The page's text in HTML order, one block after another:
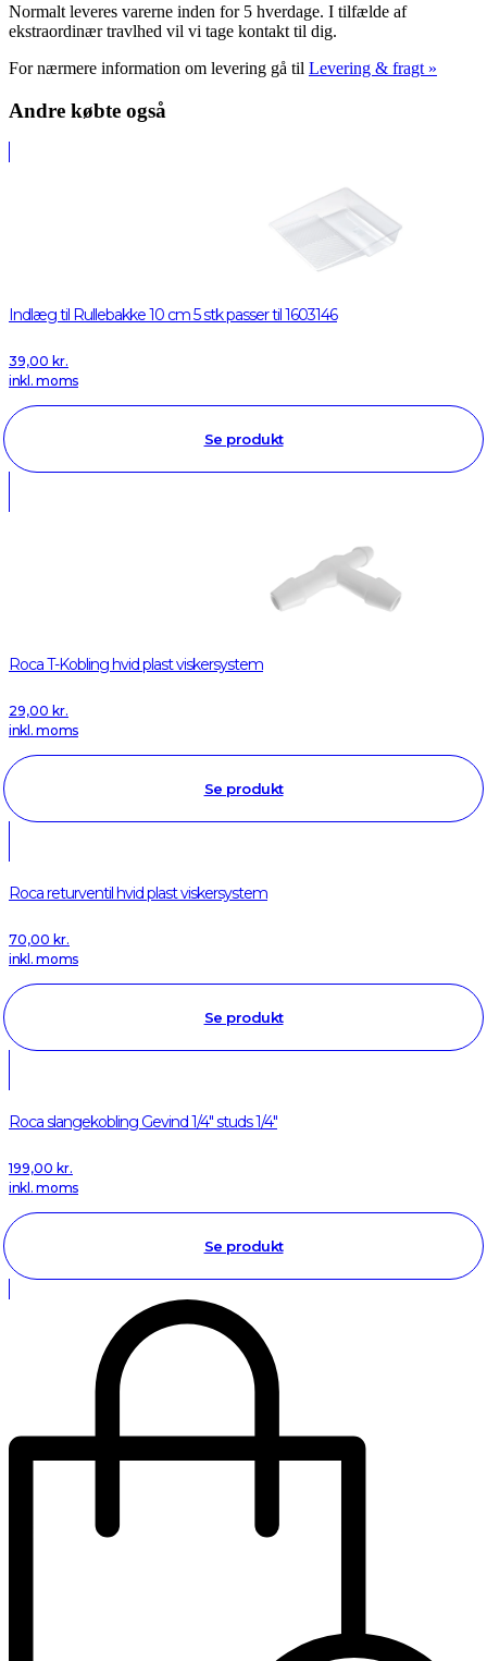
Normalt leveres varerne inden for 5 hverdage. I tilfælde af
ekstraordinær travlhed vil vi tage kontakt til dig.
For nærmere information om levering gå til Levering & fragt »
Andre købte også
Indlæg til Rullebakke 10 cm 5 stk passer til 1603146
39,00 kr.
inkl. moms
Se produkt
Roca T-Kobling hvid plast viskersystem
29,00 kr.
inkl. moms
Se produkt
Roca returventil hvid plast viskersystem
70,00 kr.
inkl. moms
Se produkt
Roca slangekobling Gevind 1/4" studs 1/4"
199,00 kr.
inkl. moms
Se produkt